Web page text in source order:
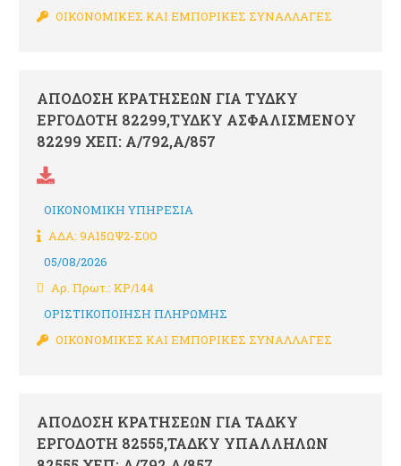
ΟΙΚΟΝΟΜΙΚΕΣ ΚΑΙ ΕΜΠΟΡΙΚΕΣ ΣΥΝΑΛΛΑΓΕΣ
ΑΠΟΔΟΣΗ ΚΡΑΤΗΣΕΩΝ ΓΙΑ ΤΥΔΚΥ
ΕΡΓΟΔΟΤΗ 82299,ΤΥΔΚΥ ΑΣΦΑΛΙΣΜΕΝΟΥ
82299 ΧΕΠ: Α/792,Α/857
ΟΙΚΟΝΟΜΙΚΗ ΥΠΗΡΕΣΙΑ
ΑΔΑ: 9Α15ΩΨ2-Σ0Ο
05/08/2026
Αρ. Πρωτ.: ΚΡ/144
ΟΡΙΣΤΙΚΟΠΟΙΗΣΗ ΠΛΗΡΩΜΗΣ
ΟΙΚΟΝΟΜΙΚΕΣ ΚΑΙ ΕΜΠΟΡΙΚΕΣ ΣΥΝΑΛΛΑΓΕΣ
ΑΠΟΔΟΣΗ ΚΡΑΤΗΣΕΩΝ ΓΙΑ ΤΑΔΚΥ
ΕΡΓΟΔΟΤΗ 82555,ΤΑΔΚΥ ΥΠΑΛΛΗΛΩΝ